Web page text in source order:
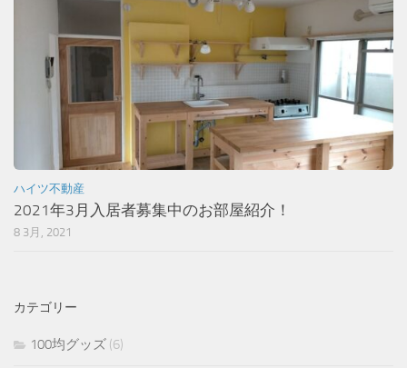
ハイツ不動産
2021年3月入居者募集中のお部屋紹介！
8 3月, 2021
カテゴリー
100均グッズ (6)